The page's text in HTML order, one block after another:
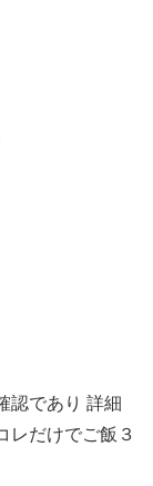
認であり 詳細
レだけでご飯３